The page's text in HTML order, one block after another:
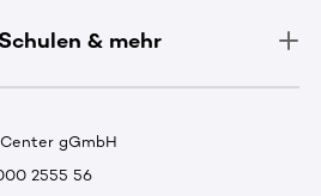
& mehr
gGmbH
2555 56